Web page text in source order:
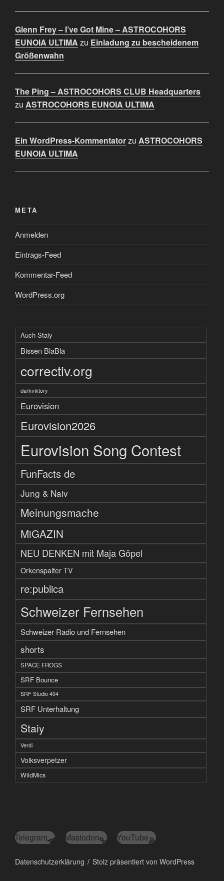
Glenn Frey – I’ve Got Mine – ASTROCOHORS
EUNOIA ULTIMA zu Einladung zu bescheidenem
Größenwahn
The Ping – ASTROCOHORS CLUB Headquarters
zu ASTROCOHORS EUNOIA ULTIMA
Ein WordPress-Kommentatorzu ASTROCOHORS
EUNOIA ULTIMA
META
Anmelden
Eintrags-Feed
Kommentar-Feed
WordPress.org
Auch Staiy
Bissen BlaBla
correctiv.org
darkviktory
Eurovision
Eurovision2026
Eurovision Song Contest
FunFacts de
Jung & Naiv
Meinungsmache
MiGAZIN
NEU DENKEN mit Maja Göpel
Orkenspalter TV
re:publica
Schweizer Fernsehen
Schweizer Radio und Fernsehen
shorts
SPACE FROGS
SRF Bounce
SRF Studio 404
SRF Unterhaltung
Staiy
Verdi
Volksverpetzer
WildMics
Telegram Mastodon YouTube
Datenschutzerklärung Stolz präsentiert von WordPress